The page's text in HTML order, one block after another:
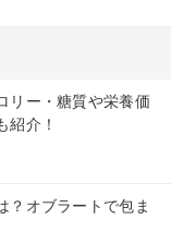
リー・糖質や栄養価
紹介！
？オブラートで包ま